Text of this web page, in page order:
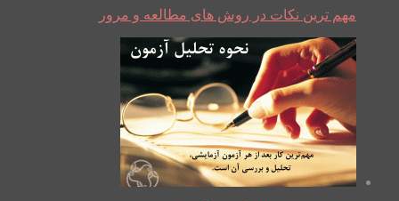
مهم ترین نکات در روش های مطالعه و مرور